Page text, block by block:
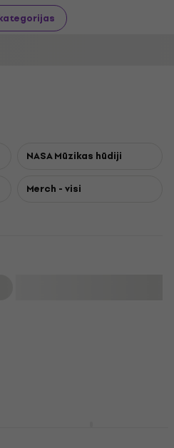
NASA Mūzikas hūdiji
Merch - visi